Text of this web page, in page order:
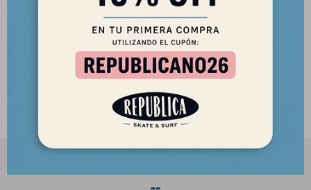
Bushing Thunder Premium Hard
97A
590
Bushing Thunder Premium Extra
Hard 100A
$ 590